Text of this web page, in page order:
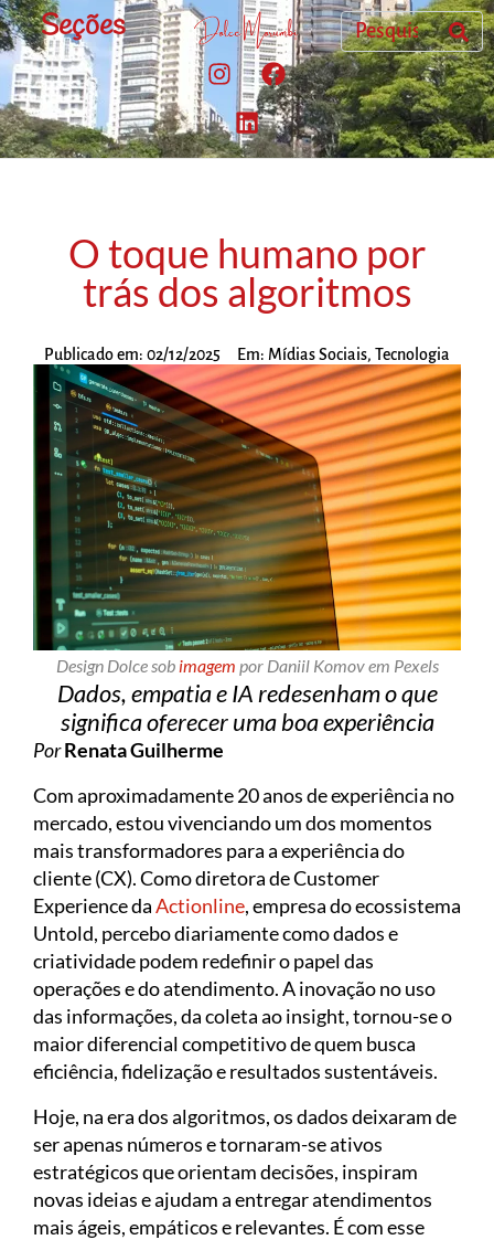
Seções
O toque humano por
trás dos algoritmos
Publicado em: 02/12/2025 Em: Mídias Sociais, Tecnologia
Design Dolce sob imagem por Daniil Komov em Pexels
Dados, empatia e IA redesenham o que
significa oferecer uma boa experiência
PorRenata Guilherme
Com aproximadamente 20 anos de experiência no
mercado, estou vivenciando um dos momentos
mais transformadores para a experiência do
cliente (CX). Como diretora de Customer
Experience daActionline, empresa do ecossistema
Untold, percebo diariamente como dados e
criatividade podem redefinir o papel das
operações e do atendimento. A inovação no uso
das informações, da coleta ao insight, tornou-se o
maior diferencial competitivo de quem busca
eficiência, fidelização e resultados sustentáveis.
Hoje, na era dos algoritmos, os dados deixaram de
ser apenas números e tornaram-se ativos
estratégicos que orientam decisões, inspiram
novas ideias e ajudam a entregar atendimentos
mais ágeis, empáticos e relevantes. É com esse